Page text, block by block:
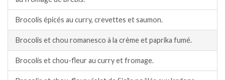
Brocolis épicés au curry, crevettes et saumon.
Brocolis et chou romanesco à la crème et paprika fumé.
Brocolis et chou-fleur au curry et fromage.